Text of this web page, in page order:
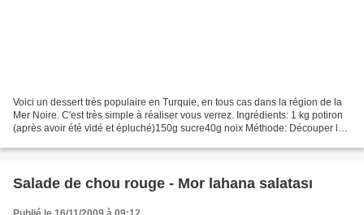
Voici un dessert très populaire en Turquie, en tous cas dans la région de la
Mer Noire. C'est très simple à réaliser vous verrez. Ingrédients: 1 kg potiron
(après avoir été vidé et épluché)150g sucre40g noix Méthode: Découper le
Salade de chou rouge - Mor lahana salatası